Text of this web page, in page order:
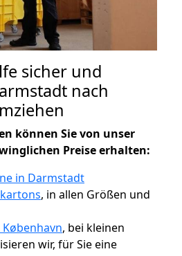
sicher und
nach
können Sie von unser
Preise erhalten:
in Darmstadt
, in allen Größen und
, bei kleinen
wir, für Sie eine